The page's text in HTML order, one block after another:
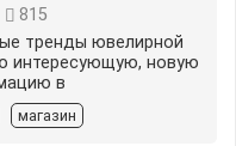
815
тренды ювелирной
интересующую, новую
в
магазин